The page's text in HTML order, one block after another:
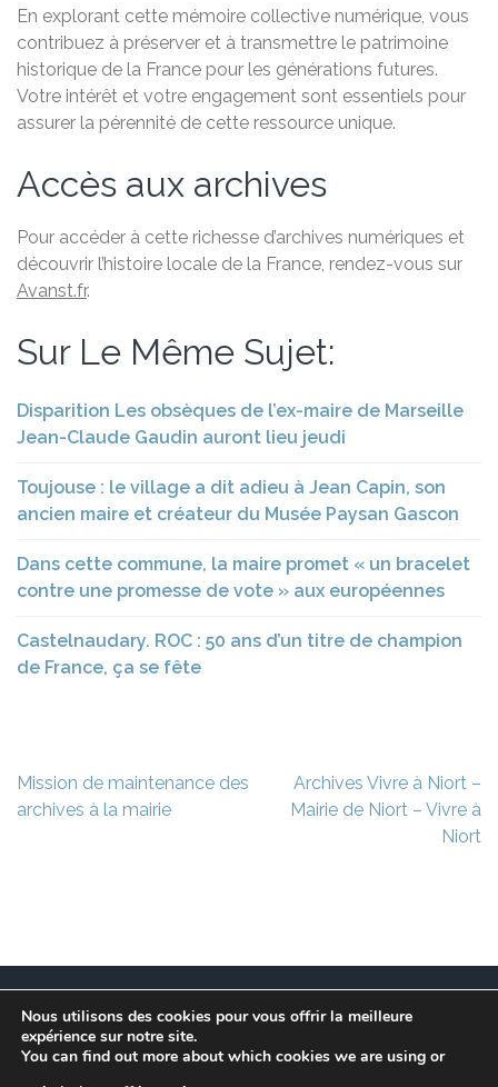
En explorant cette mémoire collective numérique, vous
contribuez à préserver et à transmettre le patrimoine
historique de la France pour les générations futures.
Votre intérêt et votre engagement sont essentiels pour
assurer la pérennité de cette ressource unique.
Accès aux archives
Pour accéder à cette richesse d’archives numériques et
découvrir l’histoire locale de la France, rendez-vous sur
Avanst.fr.
Sur Le Même Sujet:
Disparition Les obsèques de l’ex-maire de Marseille
Jean-Claude Gaudin auront lieu jeudi
Toujouse : le village a dit adieu à Jean Capin, son
ancien maire et créateur du Musée Paysan Gascon
Dans cette commune, la maire promet « un bracelet
contre une promesse de vote » aux européennes
Castelnaudary. ROC : 50 ans d’un titre de champion
de France, ça se fête
Navigation
de
Mission de maintenance des
archives à la mairie
Archives Vivre à Niort –
Mairie de Niort – Vivre à
Niort
Ce site est à l’initiative de l’association des Maires
Franciliens dans un but de recherche et de conservation
des informations et données disparues des communes
Nous utilisons des cookies pour vous offrir la meilleure
expérience sur notre site.
You can find out more about which cookies we are using or